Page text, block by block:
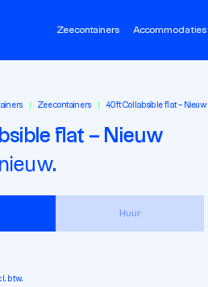
Zeecontainers Accommodaties
Zeecontainers 40ft Collabsible flat – Nieuw
flat – Nieuw
Huur
btw.